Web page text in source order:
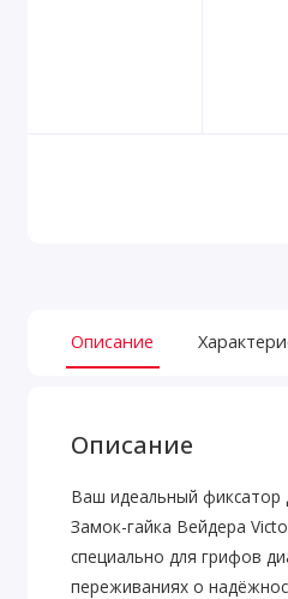
Описание
Описание
Ваш идеальный фиксатор
Замок-гайка Вейдера
специально для грифов
переживаниях о